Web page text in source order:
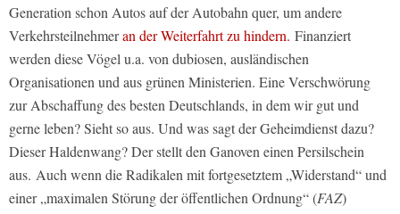
Generation schon Autos auf der Autobahn quer, um andere
Verkehrsteilnehmeran der Weiterfahrt zu hindern. Finanziert
werden diese Vögel u.a. von dubiosen, ausländischen
Organisationen und aus grünen Ministerien. Eine Verschwörung
zur Abschaffung des besten Deutschlands, in dem wir gut und
gerne leben? Sieht so aus. Und was sagt der Geheimdienst dazu?
Dieser Haldenwang? Der stellt den Ganoven einen Persilschein
aus. Auch wenn die Radikalen mit fortgesetztem „Widerstand“ und
einer „maximalen Störung der öffentlichen Ordnung“ (FAZ)